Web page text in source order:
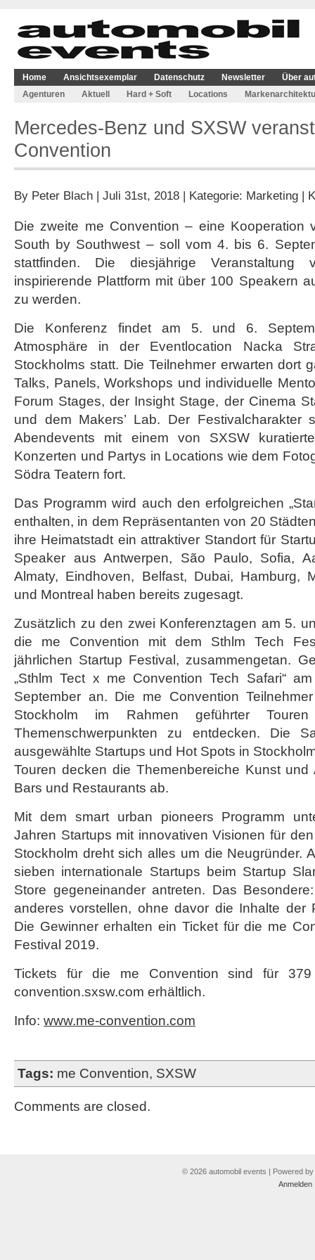
Home Ansichtsexemplar Datenschutz Newsletter
Über
Agenturen
Aktuell Hard + Soft Locations
Mercedes-Benz und SXSW
Convention
By Peter Blach | Juli 31st, 2018 | Kategorie: Marketing |
Die zweite me Convention – eine Kooperation
South by Southwest – soll vom 4. bis 6.
stattfinden. Die diesjährige Veranstaltung
inspirierende Plattform mit über 100 Speakern
zu werden.
Die Konferenz findet am 5. und 6.
Atmosphäre in der Eventlocation Nacka
Stockholms statt. Die Teilnehmer erwarten dort
Talks, Panels, Workshops und individuelle
Forum Stages, der Insight Stage, der Cinema
und dem Makers’ Lab. Der
Abendevents mit einem von SXSW
Konzerten und Partys in Locations wie dem
Södra Teatern fort.
Das Programm wird auch den erfolgreichen
enthalten, in dem Repräsentanten von 20
ihre Heimatstadt ein attraktiver Standort für
Speaker aus Antwerpen, São Paulo, Sofia,
Almaty, Eindhoven, Belfast, Dubai, Hamburg,
und Montreal haben bereits zugesagt.
Zusätzlich zu den zwei Konferenztagen am 5.
die me Convention mit dem Sthlm Tech
jährlichen Startup Festival, zusammengetan.
„Sthlm Tect x me Convention Tech Safari“
September an. Die me Convention
Stockholm im Rahmen geführter
Themenschwerpunkten zu entdecken. Die
ausgewählte Startups und Hot Spots in
Touren decken die Themenbereiche Kunst und
Bars und Restaurants ab.
Mit dem smart urban pioneers Programm
Jahren Startups mit innovativen Visionen für
Stockholm dreht sich alles um die Neugründer.
sieben internationale Startups beim Startup
Store gegeneinander antreten. Das
anderes vorstellen, ohne davor die Inhalte der
Die Gewinner erhalten ein Ticket für die me
Festival 2019.
Tickets für die me Convention sind für 379
convention.sxsw.com erhältlich.
Info: www.me-convention.com
Tags: me Convention, SXSW
Comments are closed.
© 2026 automobil events | Powered by
Anmelden|